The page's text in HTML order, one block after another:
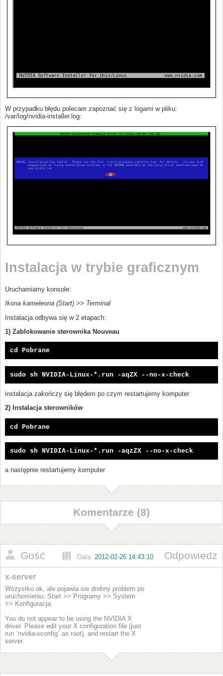
W przypadku błędu polecam zapoznać się z logami w pliku:
/var/log/nvidia-installer.log:
Instalacja w trybie graficznym
Uruchamiamy konsole:
Ikona kameleona (Start) >> Terminal
Instalacja odbywa się w 2 etapach:
1) Zablokowanie sterownika Nouveau
cd Pobrane
sudo sh NVIDIA-Linux-*.run -aqZX --no-x-check
instalacja zakończy się błędem po czym restartujemy komputer
2) Instalacja sterowników
cd Pobrane
sudo sh NVIDIA-Linux-*.run -aqzZX --no-x-check
a następnie restartujemy komputer
Komentarze (8)
Gość Data: 2012-02-26 14:43:10 Odpowiedz
x-server
Wszystko ok, ale pojawia sie drobny problem po
uruchomieniu: Start >> Programy >> System
>> Konfiguracja
You do not appear to be using the NVIDIA X
driver. Please edit your X configuration file (just
run `nvidia-xconfig` as root), and restart the X
server.